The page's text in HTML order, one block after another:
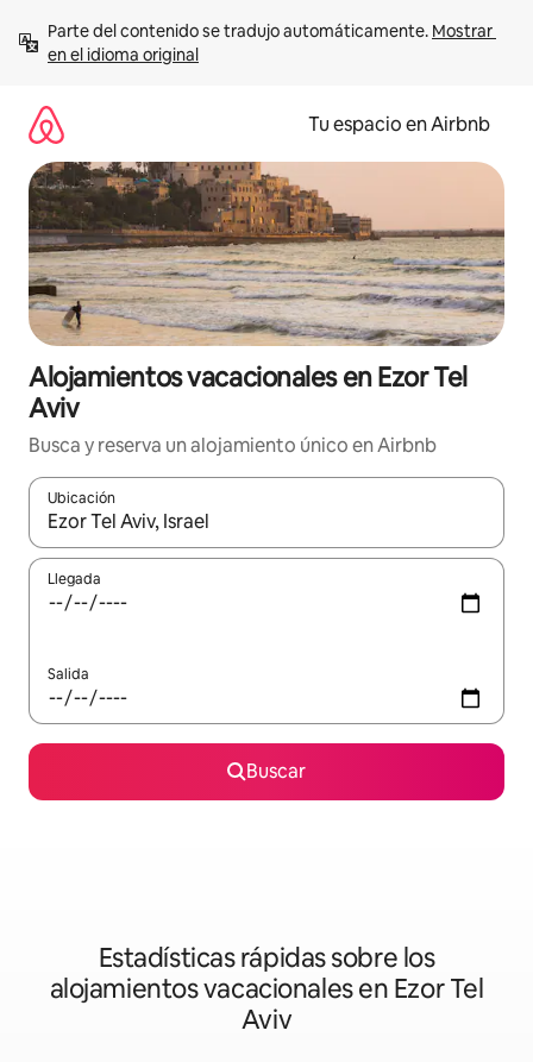
contenido
Parte del contenido se tradujo automáticamente. Mostrar
en el idioma original
Tu espacio en Airbnb
Alojamientos vacacionales en Ezor Tel
Aviv
Busca y reserva un alojamiento único en Airbnb
Ubicación
Cuando los resultados estén disponibles, podrás navegar
Llegada
Salida
Buscar
Estadísticas rápidas sobre los
alojamientos vacacionales en Ezor Tel
Aviv